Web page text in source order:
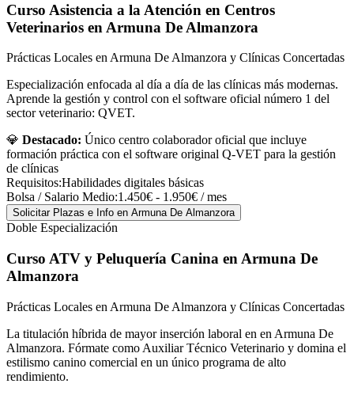
Curso Asistencia a la Atención en Centros
Veterinarios en Armuna De Almanzora
Prácticas Locales en Armuna De Almanzora y Clínicas Concertadas
Especialización enfocada al día a día de las clínicas más modernas.
Aprende la gestión y control con el software oficial número 1 del
sector veterinario: QVET.
💎 Destacado: Único centro colaborador oficial que incluye
formación práctica con el software original Q-VET para la gestión
de clínicas
Requisitos:Habilidades digitales básicas
Bolsa / Salario Medio:1.450€ - 1.950€ / mes
Solicitar Plazas e Info en Armuna De Almanzora
Doble Especialización
Curso ATV y Peluquería Canina en Armuna De
Almanzora
Prácticas Locales en Armuna De Almanzora y Clínicas Concertadas
La titulación híbrida de mayor inserción laboral en en Armuna De
Almanzora. Fórmate como Auxiliar Técnico Veterinario y domina el
estilismo canino comercial en un único programa de alto
rendimiento.